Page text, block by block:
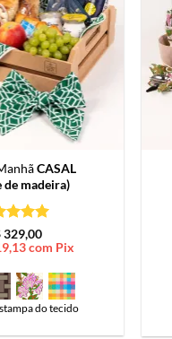
CASAL
de madeira)
5
329,00
com Pix
do tecido